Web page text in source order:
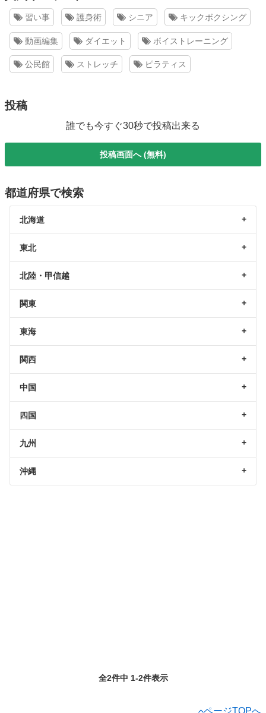
習い事 護身術 シニア キックボクシング
動画編集 ダイエット ボイストレーニング
公民館 ストレッチ ピラティス
投稿
誰でも今すぐ30秒で投稿出来る
投稿画面へ (無料)
都道府県で検索
北海道
東北
北陸・甲信越
関東
東海
関西
中国
四国
九州
沖縄
全2件中 1-2件表示